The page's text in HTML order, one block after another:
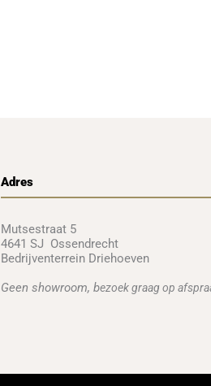
Adres
Mutsestraat 5
4641 SJ Ossendrecht
Bedrijventerrein Driehoeven
Geen showroom, bezoek graag op